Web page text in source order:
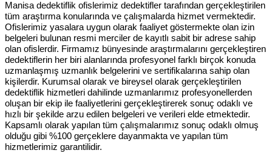
Manisa dedektiflik ofislerimiz dedektifler tarafından gerçekleştirilen
tüm araştırma konularında ve çalışmalarda hizmet vermektedir.
Ofislerimiz yasalara uygun olarak faaliyet göstermekte olan izin
belgeleri bulunan resmi merciler de kayıtlı sabit bir adrese sahip
olan ofislerdir. Firmamız bünyesinde araştırmalarını gerçekleştiren
dedektiflerin her biri alanlarında profesyonel farklı birçok konuda
uzmanlaşmış uzmanlık belgelerini ve sertifikalarına sahip olan
kişilerdir. Kurumsal olarak ve bireysel olarak gerçekleştirilen
dedektiflik hizmetleri dahilinde uzmanlarımız profesyonellerden
oluşan bir ekip ile faaliyetlerini gerçekleştirerek sonuç odaklı ve
hızlı bir şekilde arzu edilen belgeleri ve verileri elde etmektedir.
Kapsamlı olarak yapılan tüm çalışmalarımız sonuç odaklı olmuş
olduğu gibi %100 gerçeklere dayanmakta ve yapılan tüm
hizmetlerimiz garantilidir.